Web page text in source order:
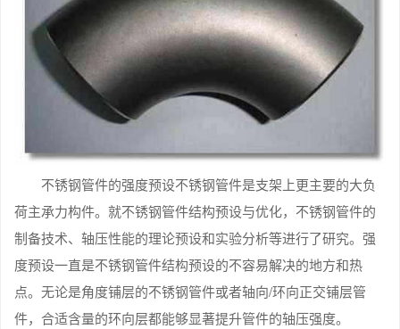
不锈钢管件的强度预设不锈钢管件是支架上更主要的大负
荷主承力构件。就不锈钢管件结构预设与优化，不锈钢管件的
制备技术、轴压性能的理论预设和实验分析等进行了研究。强
度预设一直是不锈钢管件结构预设的不容易解决的地方和热
点。无论是角度铺层的不锈钢管件或者轴向/环向正交铺层管
件，合适含量的环向层都能够显著提升管件的轴压强度。